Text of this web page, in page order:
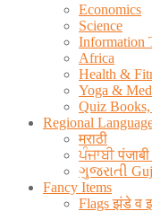
Economics
Science
Information
Africa
Health &
Yoga &
Quiz Books,
Regional
मराठी
ਪੰਜਾਬੀ
ગુજરાતી
Fancy Items
Flags झंडे व